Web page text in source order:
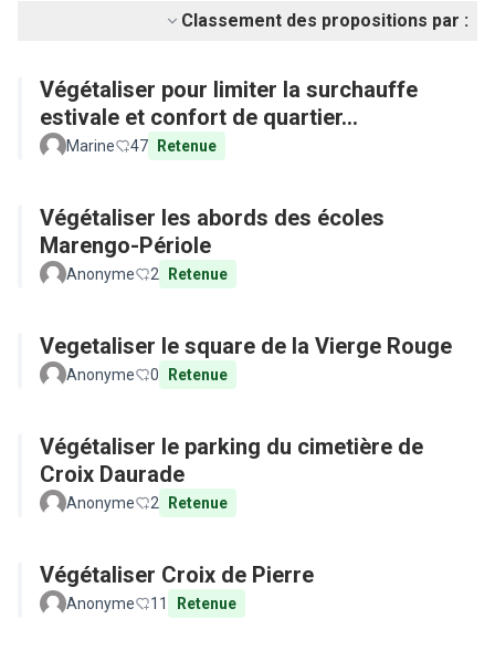
Classement des propositions par :
Végétaliser pour limiter la surchauffe
estivale et confort de quartier...
Marine 47 Retenue
Végétaliser les abords des écoles
Marengo-Périole
Anonyme 2 Retenue
Vegetaliser le square de la Vierge Rouge
Anonyme 0 Retenue
Végétaliser le parking du cimetière de
Croix Daurade
Anonyme 2 Retenue
Végétaliser Croix de Pierre
Anonyme 11 Retenue